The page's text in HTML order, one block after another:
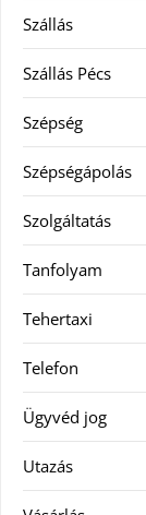
Szállás
Szállás Pécs
Szépség
Szépségápolás
Szolgáltatás
Tanfolyam
Tehertaxi
Telefon
Ügyvéd jog
Utazás